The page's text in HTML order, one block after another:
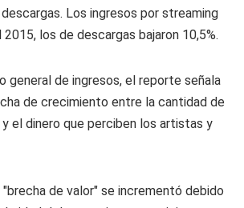
Los ingresos por streaming
los de descargas bajaron 10,5%.
general de ingresos, el reporte señala
de crecimiento entre la cantidad de
el dinero que perciben los artistas y
"brecha de valor" se incrementó debido